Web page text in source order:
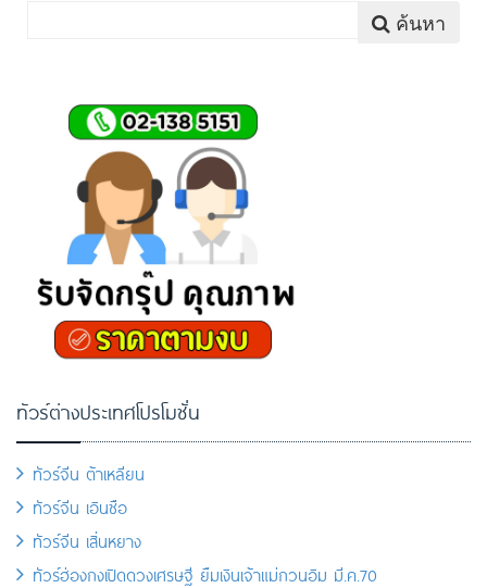
ค้นหา
ทัวร์ต่างประเทศโปรโมชั่น
ทัวร์จีน ต้าเหลียน
ทัวร์จีน เอินซือ
ทัวร์จีน เสิ่นหยาง
ทัวร์ฮ่องกงเปิดดวงเศรษฐี ยืมเงินเจ้าแม่กวนอิม มี.ค.70